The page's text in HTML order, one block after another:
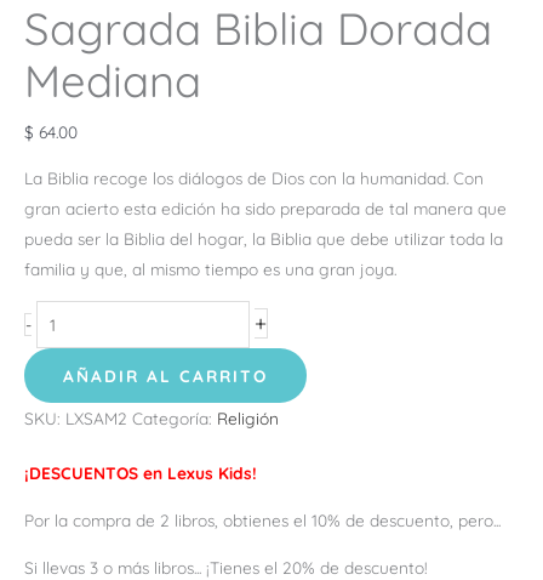
Sagrada Biblia Dorada
Mediana
$ 64.00
La Biblia recoge los diálogos de Dios con la humanidad. Con
gran acierto esta edición ha sido preparada de tal manera que
pueda ser la Biblia del hogar, la Biblia que debe utilizar toda la
familia y que, al mismo tiempo es una gran joya.
- +
AÑADIR AL CARRITO
SKU: LXSAM2 Categoría: Religión
¡DESCUENTOS en Lexus Kids!
Por la compra de 2 libros, obtienes el 10% de descuento, pero...
Si llevas 3 o más libros... ¡Tienes el 20% de descuento!